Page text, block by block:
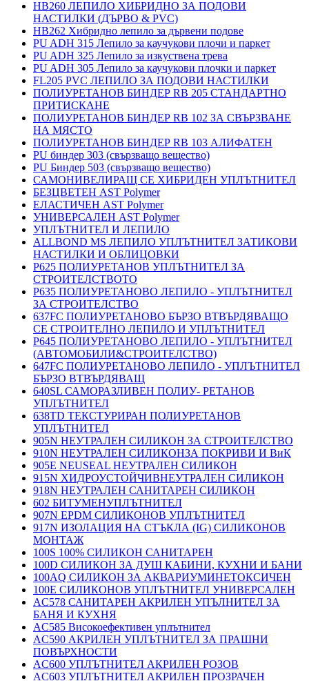
HB260 ЛЕПИЛО ХИБРИДНО ЗА ПОДОВИ
НАСТИЛКИ (ДЪРВО & PVC)
HB262 Хибридно лепило за дървени подове
PU ADH 315 Лепило за каучукови плочи и паркет
PU ADH 325 Лепило за изкуствена трева
PU ADH 305 Лепило за каучукови плочки и паркет
FL205 PVC ЛЕПИЛО ЗА ПОДОВИ НАСТИЛКИ
ПОЛИУРЕТАНОВ БИНДЕР RB 205 СТАНДАРТНО
ПРИТИСКАНЕ
ПОЛИУРЕТАНОВ БИНДЕР RB 102 ЗА СВЪРЗВАНЕ
НА МЯСТО
ПОЛИУРЕТАНОВ БИНДЕР RB 103 АЛИФАТЕН
PU биндер 303 (свързващо вещество)
PU Биндер 503 (свързващо вещество)
САМОНИВЕЛИРАЩ СЕ ХИБРИДЕН УПЛЪТНИТЕЛ
БЕЗЦВЕТЕН AST Polymer
ЕЛАСТИЧЕН AST Polymer
УНИВЕРСАЛЕН AST Polymer
УПЛЪТНИТЕЛ И ЛЕПИЛО
ALLBOND MS ЛЕПИЛО УПЛЪТНИТЕЛ ЗАТИКОВИ
НАСТИЛКИ И ОБЛИЦОВКИ
P625 ПОЛИУРЕТАНОВ УПЛЪТНИТЕЛ ЗА
СТРОИТЕЛСТВОТО
P635 ПОЛИУРЕТАНОВО ЛЕПИЛО - УПЛЪТНИТЕЛ
ЗА СТРОИТЕЛСТВО
637FC ПОЛИУРЕТАНОВО БЪРЗО ВТВЪРДЯВАЩО
СЕ СТРОИТЕЛНО ЛЕПИЛО И УПЛЪТНИТЕЛ
P645 ПОЛИУРЕТАНОВО ЛЕПИЛО - УПЛЪТНИТЕЛ
(АВТОМОБИЛИ&СТРОИТЕЛСТВО)
647FC ПОЛИУРЕТАНОВО ЛЕПИЛО - УПЛЪТНИТЕЛ
БЪРЗО ВТВЪРДЯВАЩ
640SL САМОРАЗЛИВЕН ПОЛИУ- РЕТАНОВ
УПЛЪТНИТЕЛ
638TD ТЕКСТУРИРАН ПОЛИУРЕТАНОВ
УПЛЪТНИТЕЛ
905N НЕУТРАЛЕН СИЛИКОН ЗА СТРОИТЕЛСТВО
910N НЕУТРАЛЕН СИЛИКОНЗА ПОКРИВИ И ВиК
905E NEUSEAL НЕУТРАЛЕН СИЛИКОН
915N ХИДРОУСТОЙЧИВНЕУТРАЛЕН СИЛИКОН
918N НЕУТРАЛЕН САНИТАРЕН СИЛИКОН
602 БИТУМЕНУПЛЪТНИТЕЛ
907N EPDM СИЛИКОНОВ УПЛЪТНИТЕЛ
917N ИЗОЛАЦИЯ НА СТЪКЛА (IG) СИЛИКОНОВ
МОНТАЖ
100S 100% СИЛИКОН САНИТАРЕН
100D СИЛИКОН ЗА ДУШ КАБИНИ, КУХНИ И БАНИ
100AQ СИЛИКОН ЗА АКВАРИУМИНЕТОКСИЧЕН
100E СИЛИКОНОВ УПЛЪТНИТЕЛ УНИВЕРСАЛЕН
AC578 САНИТАРЕН АКРИЛЕН УПЪЛНИТЕЛ ЗА
БАНЯ И КУХНЯ
AC585 Високоефективен уплътнител
AC590 АКРИЛЕН УПЛЪТНИТЕЛ ЗА ПРАШНИ
ПОВЪРХНОСТИ
AC600 УПЛЪТНИТЕЛ АКРИЛЕН РОЗОВ
AC603 УПЛЪТНИТЕЛ АКРИЛЕН ПРОЗРАЧЕН